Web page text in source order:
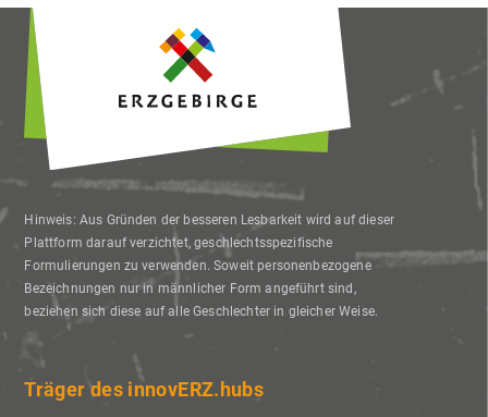
Hinweis: Aus Gründen der besseren Lesbarkeit wird auf dieser
Plattform darauf verzichtet, geschlechtsspezifische
Formulierungen zu verwenden. Soweit personenbezogene
Bezeichnungen nur in männlicher Form angeführt sind,
beziehen sich diese auf alle Geschlechter in gleicher Weise.
Träger des innovERZ.hubs